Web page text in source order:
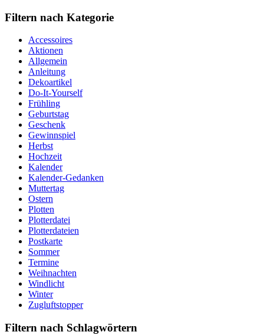
Filtern nach Kategorie
Accessoires
Aktionen
Allgemein
Anleitung
Dekoartikel
Do-It-Yourself
Frühling
Geburtstag
Geschenk
Gewinnspiel
Herbst
Hochzeit
Kalender
Kalender-Gedanken
Muttertag
Ostern
Plotten
Plotterdatei
Plotterdateien
Postkarte
Sommer
Termine
Weihnachten
Windlicht
Winter
Zugluftstopper
Filtern nach Schlagwörtern